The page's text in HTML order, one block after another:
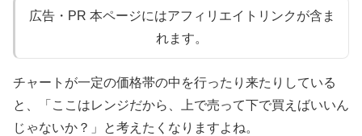
広告・PR 本ページにはアフィリエイトリンクが含ま
れます。
チャートが一定の価格帯の中を行ったり来たりしている
と、「ここはレンジだから、上で売って下で買えばいいん
じゃないか？」と考えたくなりますよね。